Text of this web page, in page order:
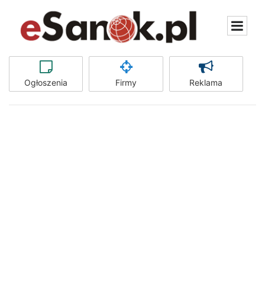
Ogłoszenia Firmy Reklama